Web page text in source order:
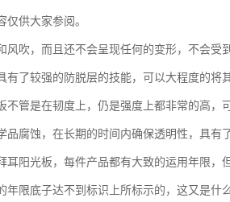
仅供大家参阅。
风吹，而且还不会呈现任何的变形，不会受
有了较强的防脱层的技能，可以大程度的将
不管是在韧度上，仍是强度上都非常的高，
品腐蚀，在长期的时间内确保透明性，具有
耳阳光板，每件产品都有大致的运用年限
年限底子达不到标识上所标示的，这又是什